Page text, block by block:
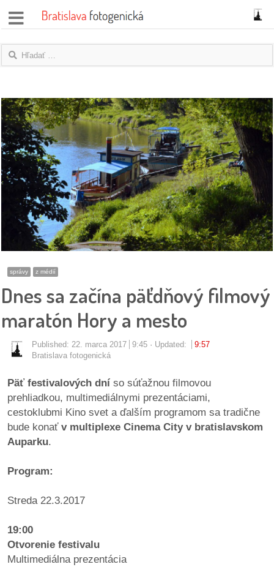
správy
názory
|
blogy
rozhovory
fotky
protesty
granty
kalendár
zákony
mestské
časti
kauzy
konania
pripomienkové
konania
správy z médií
Dnes sa začína päťdňový filmový
maratón Hory a mesto
Published: 22. marca 2017 9:45 Updated:
9:57
Bratislava fotogenická
Päť festivalových dní so súťažnou filmovou
prehliadkou, multimediálnymi prezentáciami,
cestoklubmi Kino svet a ďalším programom sa tradične
bude konaťv multiplexe Cinema City v bratislavskom
Auparku.
Program:
Streda 22.3.2017
19:00
Otvorenie festivalu
Multimediálna prezentácia